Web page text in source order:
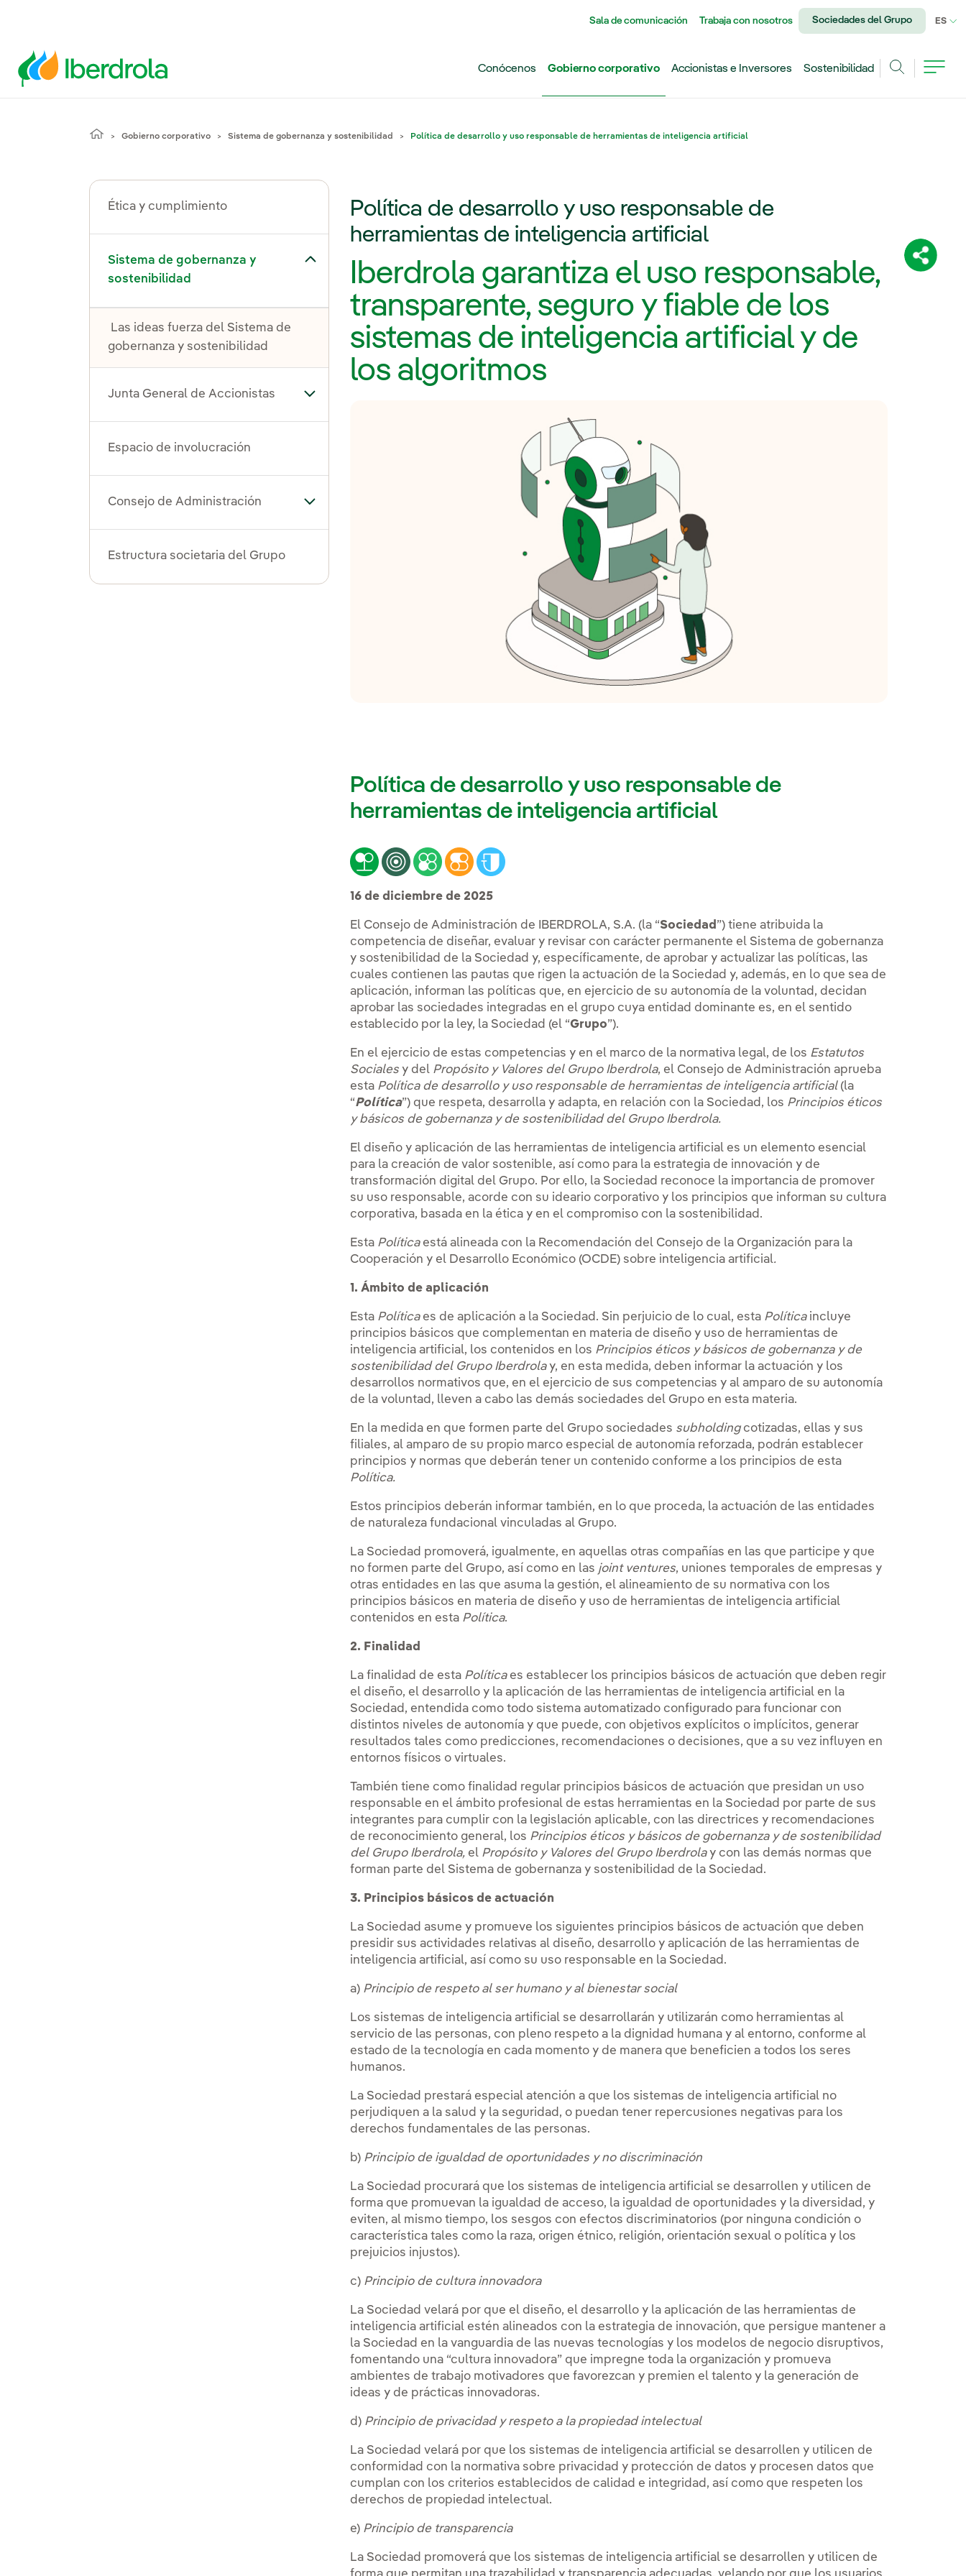
Sala de comunicación Trabaja con nosotros Sociedades del Grupo ES
Conócenos Gobierno corporativo Accionistas e Inversores
Sostenibilidad
Gobierno corporativo Sistema de gobernanza y sostenibilidad Política de desarrollo y uso responsable de herramientas de inteligencia artificial
Ética y cumplimiento
Sistema de gobernanza y
sostenibilidad
para Sistema de gobernanza y sostenibilidad
Las ideas fuerza del Sistema de
gobernanza y sostenibilidad
Junta General de Accionistas Alternar el submenú para Junta General de Accionistas
Espacio de involucración
Consejo de Administración Alternar el submenú para Consejo de Administración
Estructura societaria del Grupo
Política de desarrollo y uso responsable de
herramientas de inteligencia artificial
Iberdrola garantiza el uso responsable,
transparente, seguro y fiable de los
sistemas de inteligencia artificial y de
los algoritmos
Política de desarrollo y uso responsable de
herramientas de inteligencia artificial
16 dediciembre de 2025
El Consejo de Administración de IBERDROLA, S.A. (la “Sociedad ”) tiene atribuida la
competencia de diseñar, evaluar y revisar con carácter permanente el Sistema de gobernanza
y sostenibilidad de la Sociedad y, específicamente, de aprobar y actualizar las políticas, las
cuales contienen las pautas que rigen la actuación de la Sociedad y, además, en lo que sea de
aplicación, informan las políticas que, en ejercicio de su autonomía de la voluntad, decidan
aprobar las sociedades integradas en el grupo cuya entidad dominante es, en el sentido
establecido por la ley, la Sociedad (el “Grupo”).
En el ejercicio de estas competencias y en el marco de la normativa legal, de los Estatutos
Socialesy del Propósito y Valores del Grupo Iberdrola, el Consejo de Administración aprueba
esta Política de desarrollo y uso responsable de herramientas de inteligencia artificial(la
“Política”) que respeta, desarrolla y adapta, en relación con la Sociedad, los Principios éticos
y básicos de gobernanza y de sostenibilidad del Grupo Iberdrola.
El diseño y aplicación de las herramientas de inteligencia artificial es un elemento esencial
para la creación de valor sostenible, así como para la estrategia de innovación y de
transformación digital del Grupo. Por ello, la Sociedad reconoce la importancia de promover
su uso responsable, acorde con su ideario corporativo y los principios que informan su cultura
corporativa, basada en la ética y en el compromiso con la sostenibilidad.
Esta Políticaestá alineada con la Recomendación del Consejo de la Organización para la
Cooperación y el Desarrollo Económico (OCDE) sobre inteligencia artificial.
1. Ámbito de aplicación
Esta Políticaes de aplicación a la Sociedad. Sin perjuicio de lo cual, esta Políticaincluye
principios básicos que complementan en materia de diseño y uso de herramientas de
inteligencia artificial, los contenidos en los Principios éticos y básicos de gobernanza y de
sostenibilidad del Grupo Iberdrolay, en esta medida, deben informar la actuación y los
desarrollos normativos que, en el ejercicio de sus competencias y al amparo de su autonomía
de la voluntad, lleven a cabo las demás sociedades del Grupo en esta materia.
En la medida en que formen parte del Grupo sociedades subholdingcotizadas, ellas y sus
filiales, al amparo de su propio marco especial de autonomía reforzada, podrán establecer
principios y normas que deberán tener un contenido conforme a los principios de esta
Política.
Estos principios deberán informar también, en lo que proceda, la actuación de las entidades
de naturaleza fundacional vinculadas al Grupo.
La Sociedad promoverá, igualmente, en aquellas otras compañías en las que participe y que
no formen parte del Grupo, así como en las joint ventures, uniones temporales de empresas y
otras entidades en las que asuma la gestión, el alineamiento de su normativa con los
principios básicos en materia de diseño y uso de herramientas de inteligencia artificial
contenidos en esta Política.
2. Finalidad
La finalidad de esta Políticaes establecer los principios básicos de actuación que deben regir
el diseño, el desarrollo y la aplicación de las herramientas de inteligencia artificial en la
Sociedad, entendida como todo sistema automatizado configurado para funcionar con
distintos niveles de autonomía y que puede, con objetivos explícitos o implícitos, generar
resultados tales como predicciones, recomendaciones o decisiones, que a su vez influyen en
entornos físicos o virtuales.
También tiene como finalidad regular principios básicos de actuación que presidan un uso
responsable en el ámbito profesional de estas herramientas en la Sociedad por parte de sus
integrantes para cumplir con la legislación aplicable, con las directrices y recomendaciones
de reconocimiento general, los Principios éticos y básicos de gobernanza y de sostenibilidad
del Grupo Iberdrola, el Propósito y Valores del Grupo Iberdrolay con las demás normas que
forman parte del Sistema de gobernanza y sostenibilidad de la Sociedad.
3. Principios básicos de actuación
La Sociedad asume y promueve los siguientes principios básicos de actuación que deben
presidir sus actividades relativas al diseño, desarrollo y aplicación de las herramientas de
inteligencia artificial, así como su uso responsable en la Sociedad.
a) Principio de respeto al ser humano y al bienestar social
Los sistemas de inteligencia artificial se desarrollarán y utilizarán como herramientas al
servicio de las personas, con pleno respeto a la dignidad humana y al entorno, conforme al
estado de la tecnología en cada momento y de manera que beneficien a todos los seres
humanos.
La Sociedad prestará especial atención a que los sistemas de inteligencia artificial no
perjudiquen a la salud y la seguridad, o puedan tener repercusiones negativas para los
derechos fundamentales de las personas.
b) Principio de igualdad de oportunidades y no discriminación
La Sociedad procurará que los sistemas de inteligencia artificial se desarrollen y utilicen de
forma que promuevan la igualdad de acceso, la igualdad de oportunidades y la diversidad, y
eviten, al mismo tiempo, los sesgos con efectos discriminatorios (por ninguna condición o
característica tales como la raza, origen étnico, religión, orientación sexual o política y los
prejuicios injustos).
c) Principio de cultura innovadora
La Sociedad velará por que el diseño, el desarrollo y la aplicación de las herramientas de
inteligencia artificial estén alineados con la estrategia de innovación, que persigue mantener a
la Sociedad en la vanguardia de las nuevas tecnologías y los modelos de negocio disruptivos,
fomentando una “cultura innovadora” que impregne toda la organización y promueva
ambientes de trabajo motivadores que favorezcan y premien el talento y la generación de
ideas y de prácticas innovadoras.
d) Principio de privacidad y respeto a la propiedad intelectual
La Sociedad velará por que los sistemas de inteligencia artificial se desarrollen y utilicen de
conformidad con la normativa sobre privacidad y protección de datos y procesen datos que
cumplan con los criterios establecidos de calidad e integridad, así como que respeten los
derechos de propiedad intelectual.
e) Principio de transparencia
La Sociedad promoverá que los sistemas de inteligencia artificial se desarrollen y utilicen de